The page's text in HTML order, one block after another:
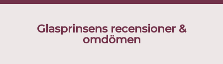
Glasprinsens recensioner &
omdömen